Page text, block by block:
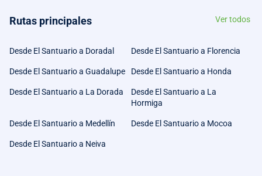
Rutas principales Ver todos
Desde El Santuario a Doradal Desde El Santuario a Florencia
Desde El Santuario a Guadalupe Desde El Santuario a Honda
Desde El Santuario a La Dorada
Desde El Santuario a La
Hormiga
Desde El Santuario a Medellín Desde El Santuario a Mocoa
Desde El Santuario a Neiva